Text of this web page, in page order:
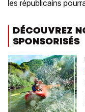
les républicains
DÉCOUVREZ
SPONSORISÉS